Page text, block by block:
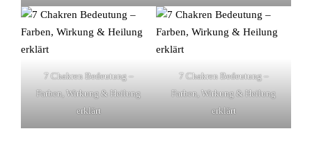
7 Chakren Bedeutung –
Farben, Wirkung & Heilung
erklärt
7 Chakren Bedeutung –
Farben, Wirkung & Heilung
erklärt